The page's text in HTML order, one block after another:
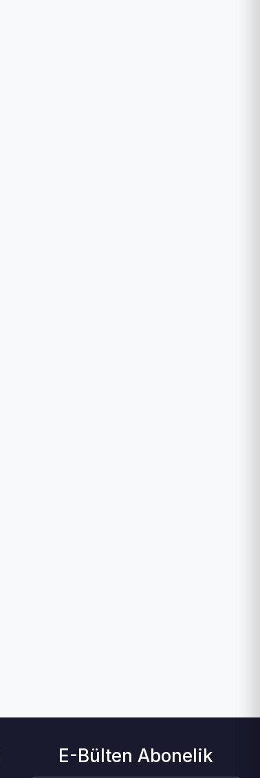
E-Bülten Abonelik